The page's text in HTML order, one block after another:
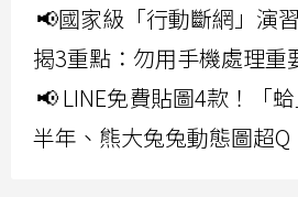
📢國家級「行動斷網」演
揭3重點：勿用手機處理重
📢 LINE免費貼圖4款！「
半年、熊大兔兔動態圖超Q